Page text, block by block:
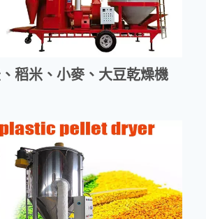
稻米、小麥、大豆乾燥機